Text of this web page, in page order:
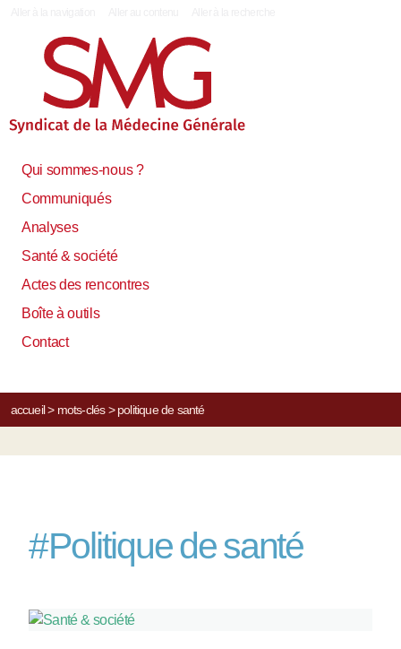
Qui sommes-nous ?
Communiqués
Analyses
Santé & société
Actes des rencontres
Boîte à outils
Contact
accueil> mots-clés> politique de santé
#Politique de santé